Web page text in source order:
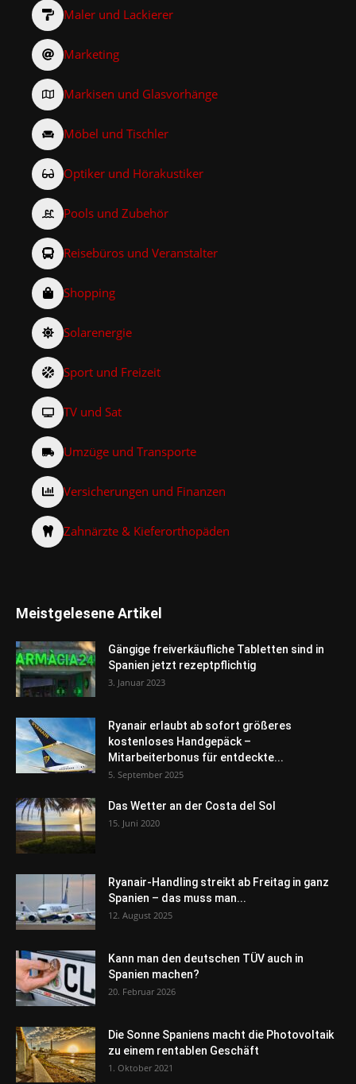
Maler und Lackierer
Marketing
Markisen und Glasvorhänge
Möbel und Tischler
Optiker und Hörakustiker
Pools und Zubehör
Reisebüros und Veranstalter
Shopping
Solarenergie
Sport und Freizeit
TV und Sat
Umzüge und Transporte
Versicherungen und Finanzen
Zahnärzte & Kieferorthopäden
Meistgelesene Artikel
Gängige freiverkäufliche Tabletten sind in
Spanien jetzt rezeptpflichtig
3. Januar 2023
Ryanair erlaubt ab sofort größeres
kostenloses Handgepäck –
Mitarbeiterbonus für entdeckte...
5. September 2025
Das Wetter an der Costa del Sol
15. Juni 2020
Ryanair-Handling streikt ab Freitag in ganz
Spanien – das muss man...
12. August 2025
Kann man den deutschen TÜV auch in
Spanien machen?
20. Februar 2026
Die Sonne Spaniens macht die Photovoltaik
zu einem rentablen Geschäft
1. Oktober 2021